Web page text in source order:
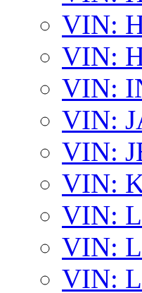
VIN:
VIN:
VIN:
VIN:
VIN:
VIN:
VIN:
VIN:
VIN: